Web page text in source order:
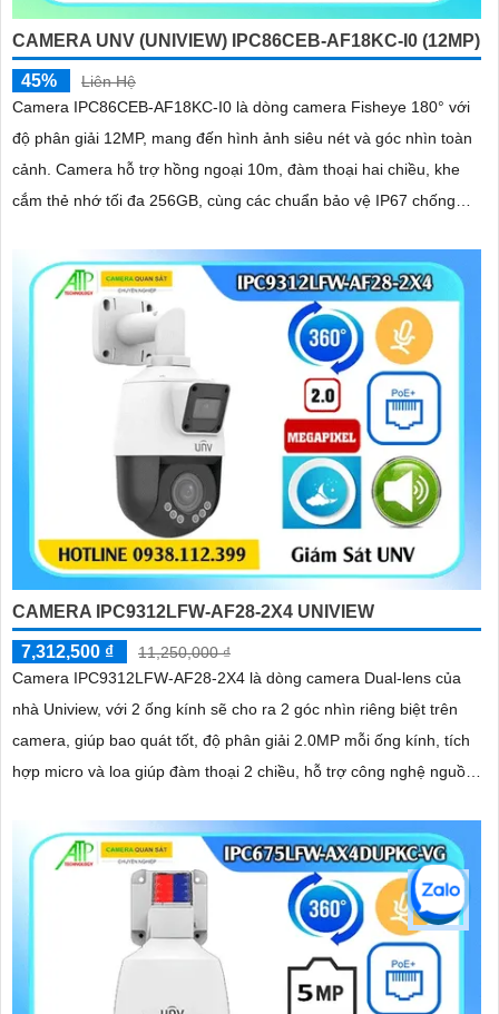
CAMERA UNV (UNIVIEW) IPC86CEB-AF18KC-I0 (12MP)
45%
Liên Hệ
Camera IPC86CEB-AF18KC-I0 là dòng camera Fisheye 180° với
độ phân giải 12MP, mang đến hình ảnh siêu nét và góc nhìn toàn
cảnh. Camera hỗ trợ hồng ngoại 10m, đàm thoại hai chiều, khe
cắm thẻ nhớ tối đa 256GB, cùng các chuẩn bảo vệ IP67 chống
CAMERA IPC9312LFW-AF28-2X4 UNIVIEW
7,312,500 ₫
11,250,000 ₫
Camera IPC9312LFW-AF28-2X4 là dòng camera Dual-lens của
nhà Uniview, với 2 ống kính sẽ cho ra 2 góc nhìn riêng biệt trên
camera, giúp bao quát tốt, độ phân giải 2.0MP mỗi ống kính, tích
hợp micro và loa giúp đàm thoại 2 chiều, hỗ trợ công nghệ nguồn